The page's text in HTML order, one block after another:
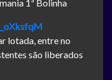
1ª Bolinha
lotada, entre no
são liberados